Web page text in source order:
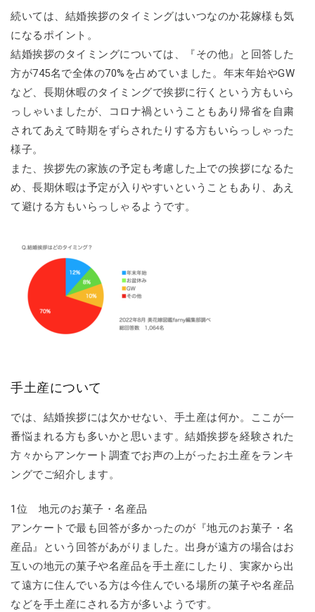
続いては、結婚挨拶のタイミングはいつなのか花嫁様も気
になるポイント。
結婚挨拶のタイミングについては、『その他』と回答した
方が745名で全体の70%を占めていました。年末年始やGW
など、長期休暇のタイミングで挨拶に行くという方もいら
っしゃいましたが、コロナ禍ということもあり帰省を自粛
されてあえて時期をずらされたりする方もいらっしゃった
様子。
また、挨拶先の家族の予定も考慮した上での挨拶になるた
め、長期休暇は予定が入りやすいということもあり、あえ
て避ける方もいらっしゃるようです。
手土産について
では、結婚挨拶には欠かせない、手土産は何か。ここが一
番悩まれる方も多いかと思います。結婚挨拶を経験された
方々からアンケート調査でお声の上がったお土産をランキ
ングでご紹介します。
1位 ​地元のお菓子・名産品
アンケートで最も回答が多かったのが『地元のお菓子・名
産品』という回答があがりました。出身が遠方の場合はお
互いの地元の菓子や名産品を手土産にしたり、実家から出
て遠方に住んでいる方は今住んでいる場所の菓子や名産品
などを手土産にされる方が多いようです。